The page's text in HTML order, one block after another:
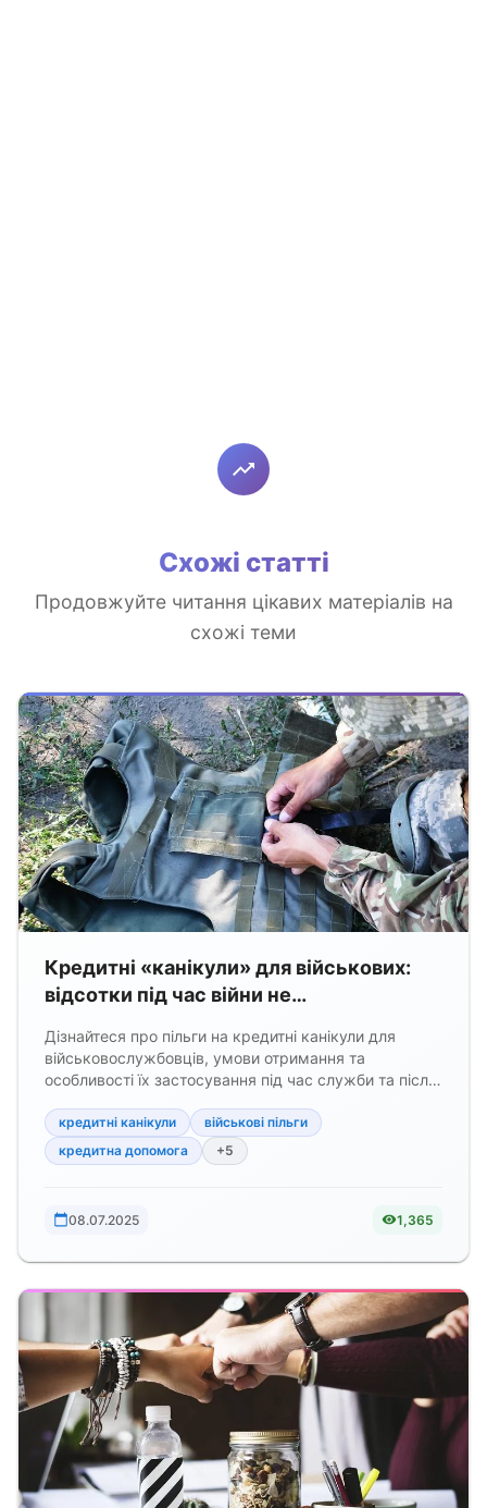
Схожі статті
Продовжуйте читання цікавих матеріалів на
схожі теми
Кредитні «канікули» для військових:
відсотки під час війни не
Дізнайтеся про пільги на кредитні канікули для
військовослужбовців, умови отримання та
особливості їх застосування під час служби та після
кредитні канікули
військові пільги
кредитна допомога
+5
08.07.2025 1,365